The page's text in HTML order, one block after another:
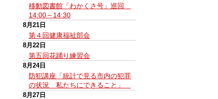
移動図書館「わかくさ号」巡回
14:00～14:30
8月21日
第４回健康福祉部会
8月22日
第五回花踊り練習会
8月24日
防犯講座「統計で見る市内の犯罪
の状況 私たちにできること」
8月27日